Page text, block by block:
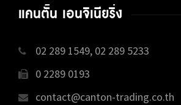
แคนตั้น เอนจิเนียริ่ง
02 289 1549, 02 289 5233
0 2289 0193
contact@canton-trading.co.th